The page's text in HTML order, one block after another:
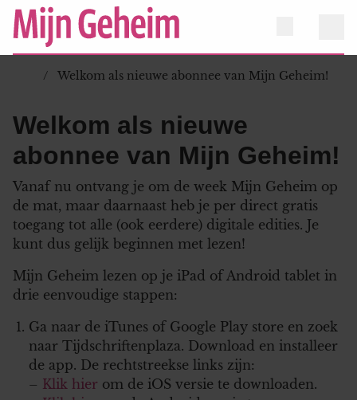
Welkom als nieuwe abonnee van Mijn Geheim!
Welkom als nieuwe
abonnee van Mijn Geheim!
Vanaf nu ontvang je om de week Mijn Geheim op
de mat, maar daarnaast heb je per direct gratis
toegang tot alle (ook eerdere) digitale edities. Je
kunt dus gelijk beginnen met lezen!
Mijn Geheim lezen op je iPad of Android tablet in
drie eenvoudige stappen:
Ga naar de iTunes of Google Play store en zoek
naar Tijdschriftenplaza. Download en installeer
de app. De rechtstreekse links zijn:
– Klik hier om de iOS versie te downloaden.